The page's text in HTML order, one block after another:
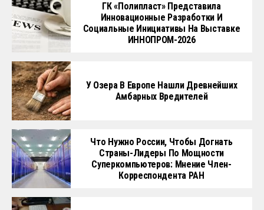
ГК «Полипласт» Представила
Инновационные Разработки И
Социальные Инициативы На Выставке
ИННОПРОМ-2026
У Озера В Европе Нашли Древнейших
Амбарных Вредителей
Что Нужно России, Чтобы Догнать
Страны-Лидеры По Мощности
Суперкомпьютеров: Мнение Член-
Корреспондента РАН